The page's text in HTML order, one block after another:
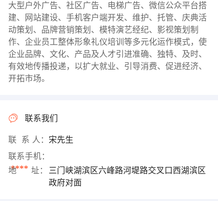
大型户外广告、社区广告、电梯广告、微信公众平台搭
建、网站建设、手机客户端开发、维护、托管、庆典活
动策划、品牌营销策划、模特演艺经纪、影视策划制
作、企业员工整体形象礼仪培训等多元化运作模式，使
企业品牌、文化、产品及人才引进准确、独特、及时、
有效地传播投递，以扩大就业、引导消费、促进经济、
开拓市场。
联系我们
联 系 人： 宋先生
联系手机：
****
地 址：
三门峡湖滨区六峰路河堤路交叉口西湖滨区
政府对面